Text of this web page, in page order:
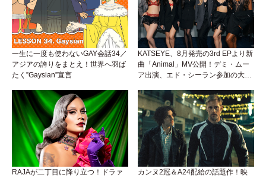
一生に一度も使わないGAY会話34／
アジアの誇りをまとえ！世界へ羽ば
たく”Gaysian”宣言
KATSEYE、8月発売の3rd EPより新
曲「Animal」MV公開！デミ・ムー
ア出演、エド・シーラン参加の大胆
RAJAが二丁目に降り立つ！ドラァ
カンヌ2冠＆A24配給の話題作！映